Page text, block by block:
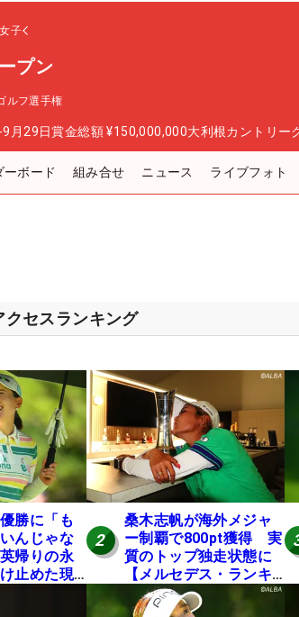
子
プン
ルフ選手権
月29日賞金総額 ¥150,000,000大利根カントリー
ーボード 組み合せ ニュース ライブフォト
クセスランキング
勝に「も
んじゃな
帰りの永
止めた現
2
桑木志帆が海外メジャ
ー制覇で800pt獲得 実
質のトップ独走状態に
【メルセデス・ランキ
ング番外編】